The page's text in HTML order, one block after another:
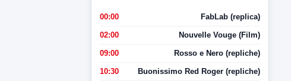
00:00 FabLab (replica)
02:00 Nouvelle Vouge (Film)
09:00 Rosso e Nero (repliche)
10:30 Buonissimo Red Roger (repliche)